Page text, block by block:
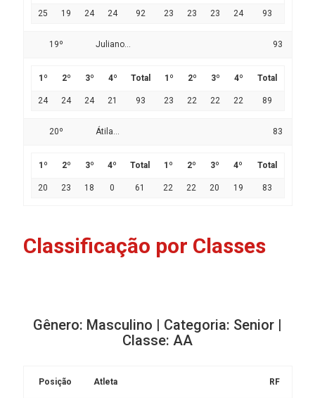
25 19 24 24 92 23 23 23 24 93
19º Juliano... 93
1º 2º 3º 4º Total 1º 2º 3º 4º Total
24 24 24 21 93 23 22 22 22 89
20º Átila... 83
1º 2º 3º 4º Total 1º 2º 3º 4º Total
20 23 18 0 61 22 22 20 19 83
Classificação por Classes
Gênero: Masculino | Categoria: Senior |
Classe: AA
Posição Atleta RF